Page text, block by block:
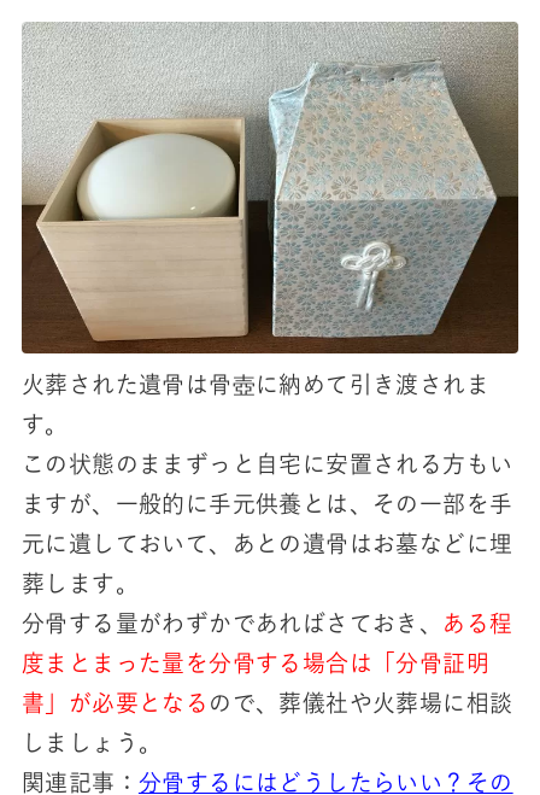
火葬された遺骨は骨壺に納めて引き渡されま
す。
この状態のままずっと自宅に安置される方もい
ますが、一般的に手元供養とは、その一部を手
元に遺しておいて、あとの遺骨はお墓などに埋
葬します。
分骨する量がわずかであればさておき、 ある程
度まとまった量を分骨する場合は「分骨証明
書」が必要となる ので、葬儀社や火葬場に相談
しましょう。
関連記事： 分骨するにはどうしたらいい？その